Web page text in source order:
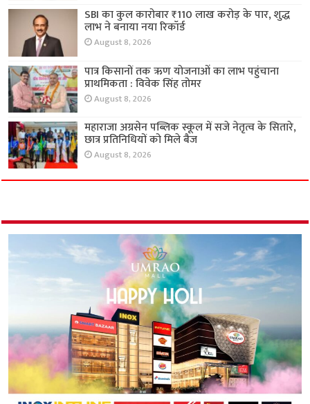
SBI का कुल कारोबार ₹110 लाख करोड़ के पार, शुद्ध
लाभ ने बनाया नया रिकॉर्ड
August 8, 2026
पात्र किसानों तक ऋण योजनाओं का लाभ पहुंचाना
प्राथमिकता : विवेक सिंह तोमर
August 8, 2026
महाराजा अग्रसेन पब्लिक स्कूल में सजे नेतृत्व के सितारे,
छात्र प्रतिनिधियों को मिले बैज
August 8, 2026